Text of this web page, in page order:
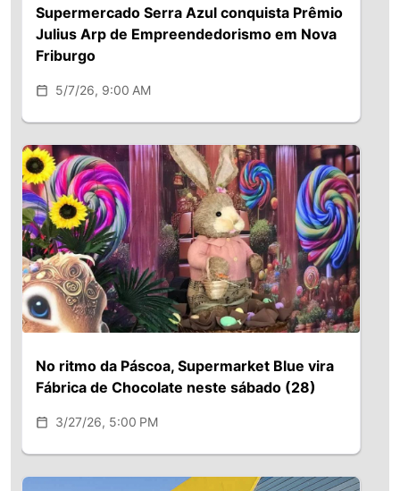
Supermercado Serra Azul conquista Prêmio
Julius Arp de Empreendedorismo em Nova
Friburgo
5/7/26, 9:00 AM
No ritmo da Páscoa, Supermarket Blue vira
Fábrica de Chocolate neste sábado (28)
3/27/26, 5:00 PM